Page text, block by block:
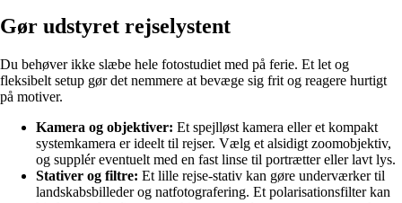
Gør udstyret rejselystent
Du behøver ikke slæbe hele fotostudiet med på ferie. Et let og
fleksibelt setup gør det nemmere at bevæge sig frit og reagere hurtigt
på motiver.
Kamera og objektiver: Et spejlløst kamera eller et kompakt
systemkamera er ideelt til rejser. Vælg et alsidigt zoomobjektiv,
og supplér eventuelt med en fast linse til portrætter eller lavt lys.
Stativer og filtre: Et lille rejse-stativ kan gøre underværker til
landskabsbilleder og natfotografering. Et polarisationsfilter kan